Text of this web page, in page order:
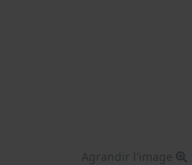
Agrandir l'image